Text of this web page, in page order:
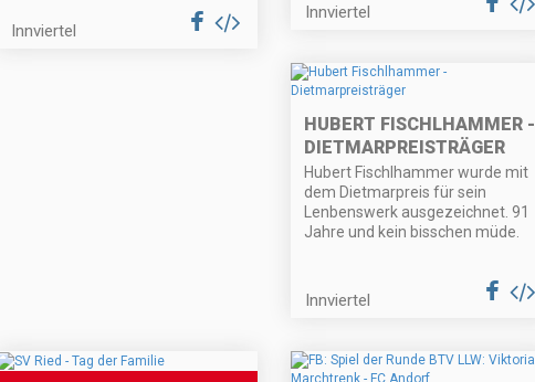
Innviertel
Innviertel
HUBERT FISCHLHAMMER -
DIETMARPREISTRÄGER
Hubert Fischlhammer wurde mit
dem Dietmarpreis für sein
Lenbenswerk ausgezeichnet. 91
Jahre und kein bisschen müde.
Innviertel